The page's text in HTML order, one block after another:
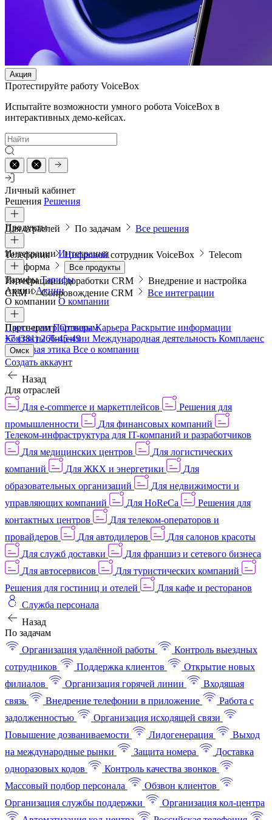
Акция
Протестируйте работу VoiceBox
Испытайте возможности умного робота VoiceBox в
интерактивных демо-кейсах.
Личный кабинет
Решения Решения
Для отраслей По задачам Все решения
Продукты
Телефония Цифровой сотрудник VoiceBox
Telecom
платформа
Все продукты
ИнтеграцииИнтеграции
Интеграции и доработки CRM
Внедрение и настройка
CRM
Сопровождение CRM Все интеграции
ТарифыТарифы
АкцииАкции
О компании О компании
Пресс-центрОтзывыКарьера Раскрытие информации
КонтактыЛицензии Международная деятельность Комплаенс
и деловая этика Все о компании
ПартнерамПартнерам
+7 (381) 266-45-49
Омск
Создать аккаунт
Назад
Для отраслей
Для e-commerce и маркетплейсов
Решения для
промышленности
Для финансовых компаний
Телеком-инфраструктура для IT-компаний и разработчиков
Для медицинских центров
Для логистических
компаний
Для ЖКХ и энергетики
Для
образовательных организаций
Для недвижимости и
управляющих компаний
Для HoReCa
Решения для
контактных центров
Для телеком-операторов и
провайдеров
Для автодилеров
Для салонов красоты
Для служб доставки
Для франшиз и сетевого бизнеса
Для автосервисов
Для туристических компаний
Решения для гостиниц и отелей
Для кафе и ресторанов
Служба персонала
Назад
По задачам
Организация удалённой работы
Контроль выездных
сотрудников
Поддержка клиентов
Открытие новых
филиалов
Организация горячей линии
Входящая
связь
Внедрение телефонии в приложение
Работа с
задолженностью
Организация исходящей связи
Повышение дозваниваемости
Лидогенерация
Выход
на международные рынки
Защита номера
Доставка
одноразовых кодов
Контроль качества звонков
Массовый подбор персонала
Обзвон клиентов
Организация службы поддержки
Организация кол-центра